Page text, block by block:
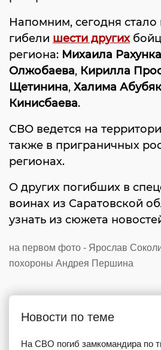
Напомним, сегодня стало
гибели шести других
региона: Михаила Рахунка
Олжобаева, Кирилла
Щетинина, Халима
Кинисбаева.
СВО ведется на
также в приграничных
регионах.
О других погибших в
воинах из Саратовской
узнать из сюжета
на первом фото - Ярослав
похороны Андрея Першина
Новости по теме
На СВО погиб замкомандира по